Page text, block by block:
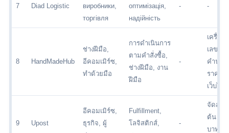
7 Diad Logistic
виробники,
торгівля
оптимізація,
надійність
- -
8 HandMadeHub
ช่างฝีมือ,
อีคอมเมิร์ซ,
ทำด้วยมือ
การดำเนินการ
ตามคำสั่งซื้อ,
ช่างฝีมือ, งาน
ฝีมือ
-
เครื่อง
เลข
คำนวณ
ราคาบ
เว็บไซต์
9 Upost
อีคอมเมิร์ซ,
ธุรกิจ, ผู้
Fulfillment,
โลจิสติกส์,
-
จัดส่งเ
ต้น 500
บาทต่อ